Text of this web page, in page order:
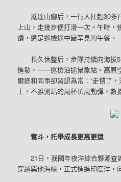
抵達山腳后，一行人扛起30多
上山，走幾步便打滑一次。午時
馕，這是巡檢途中最罕見的午餐。
長久休整后，步隊持續向海拔
進發，一一巡檢沿途景象站。高原
爾遜和同事卻習認為常：“走慣了
上，不雅測站的風杯頂風動彈，數
奮斗，托舉成長更高更遠
21日，我國年夜洋綜合夥源查
穿越巽他海峽，正式進進印度洋，